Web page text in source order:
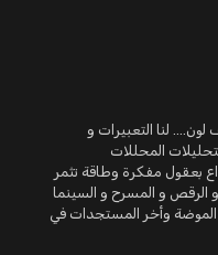
لون.... لنا التعبيرات و
المحللات
بعقول مفكرة وطاقة تثمر
الرقص و المسرح و السينما
الموضة وأخر المستجدات في